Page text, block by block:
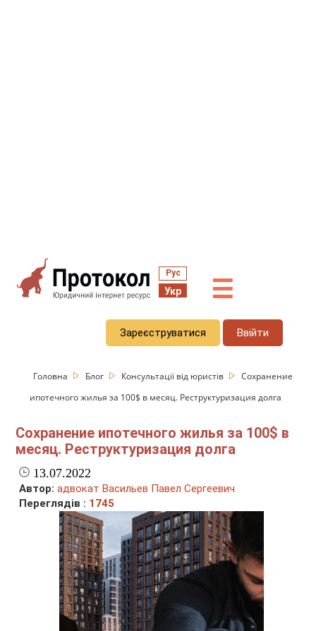
Рус
Укр ☰
Зареєструватися Ввійти
Головна Блог Консультації від юристів
Сохранение
ипотечного жилья за 100$ в месяц. Реструктуризация долга
Сохранение ипотечного жилья за 100$ в
месяц. Реструктуризация долга
13.07.2022
Автор: адвокат Васильев Павел Сергеевич
Переглядів : 1745